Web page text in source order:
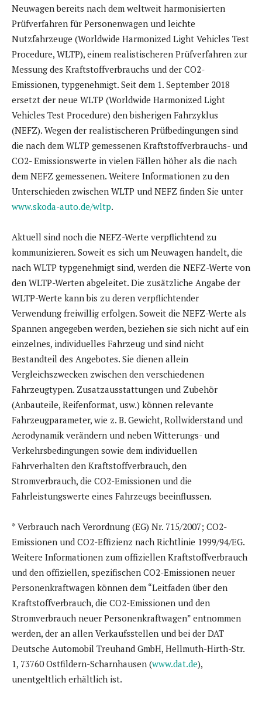
Neuwagen bereits nach dem weltweit harmonisierten
Prüfverfahren für Personenwagen und leichte
Nutzfahrzeuge (Worldwide Harmonized Light Vehicles Test
Procedure, WLTP), einem realistischeren Prüfverfahren zur
Messung des Kraftstoffverbrauchs und der CO2-
Emissionen, typgenehmigt. Seit dem 1. September 2018
ersetzt der neue WLTP (Worldwide Harmonized Light
Vehicles Test Procedure) den bisherigen Fahrzyklus
(NEFZ). Wegen der realistischeren Prüfbedingungen sind
die nach dem WLTP gemessenen Kraftstoffverbrauchs- und
CO2- Emissionswerte in vielen Fällen höher als die nach
dem NEFZ gemessenen. Weitere Informationen zu den
Unterschieden zwischen WLTP und NEFZ finden Sie unter
www.skoda-auto.de/wltp.
Aktuell sind noch die NEFZ-Werte verpflichtend zu
kommunizieren. Soweit es sich um Neuwagen handelt, die
nach WLTP typgenehmigt sind, werden die NEFZ-Werte von
den WLTP-Werten abgeleitet. Die zusätzliche Angabe der
WLTP-Werte kann bis zu deren verpflichtender
Verwendung freiwillig erfolgen. Soweit die NEFZ-Werte als
Spannen angegeben werden, beziehen sie sich nicht auf ein
einzelnes, individuelles Fahrzeug und sind nicht
Bestandteil des Angebotes. Sie dienen allein
Vergleichszwecken zwischen den verschiedenen
Fahrzeugtypen. Zusatzausstattungen und Zubehör
(Anbauteile, Reifenformat, usw.) können relevante
Fahrzeugparameter, wie z. B. Gewicht, Rollwiderstand und
Aerodynamik verändern und neben Witterungs- und
Verkehrsbedingungen sowie dem individuellen
Fahrverhalten den Kraftstoffverbrauch, den
Stromverbrauch, die CO2-Emissionen und die
Fahrleistungswerte eines Fahrzeugs beeinflussen.
* Verbrauch nach Verordnung (EG) Nr. 715/2007; CO2-
Emissionen und CO2-Effizienz nach Richtlinie 1999/94/EG.
Weitere Informationen zum offiziellen Kraftstoffverbrauch
und den offiziellen, spezifischen CO2-Emissionen neuer
Personenkraftwagen können dem “Leitfaden über den
Kraftstoffverbrauch, die CO2-Emissionen und den
Stromverbrauch neuer Personenkraftwagen” entnommen
werden, der an allen Verkaufsstellen und bei der DAT
Deutsche Automobil Treuhand GmbH, Hellmuth-Hirth-Str.
1, 73760 Ostfildern-Scharnhausen (www.dat.de),
unentgeltlich erhältlich ist.